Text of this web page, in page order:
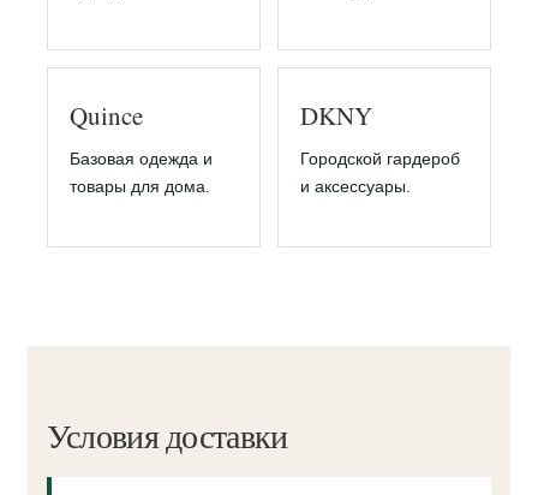
Quince
Базовая одежда и
товары для дома.
DKNY
Городской гардероб
и аксессуары.
Условия доставки